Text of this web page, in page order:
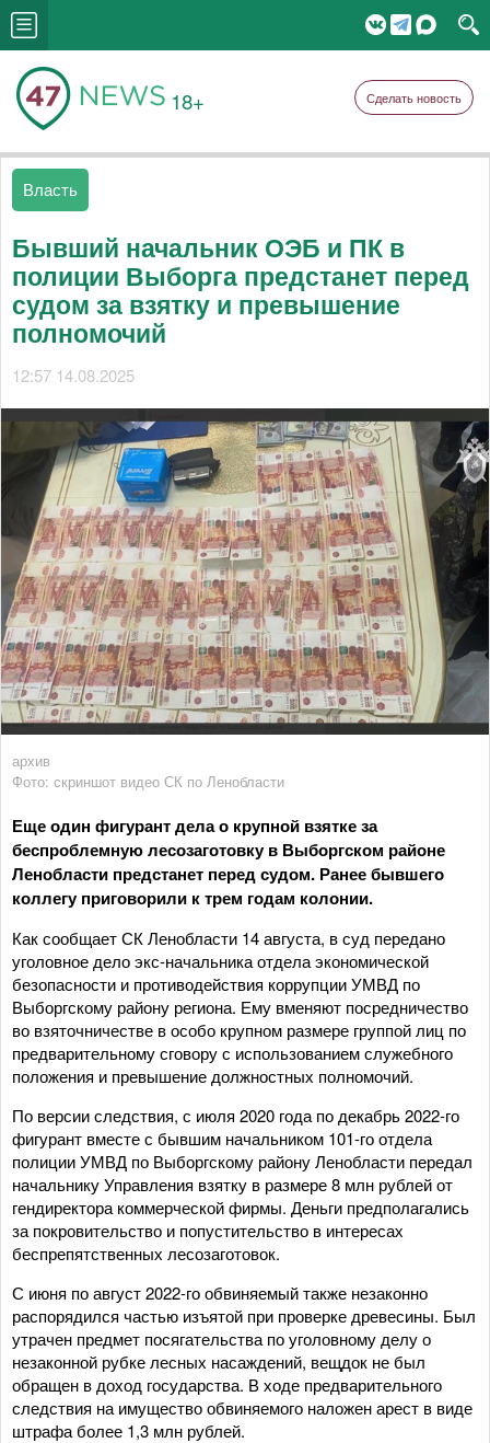
18+ Сделать новость
Власть
Бывший начальник ОЭБ и ПК в
полиции Выборга предстанет перед
судом за взятку и превышение
полномочий
12:57 14.08.2025
архив
Фото: скриншот видео СК по Ленобласти
Еще один фигурант дела о крупной взятке за
беспроблемную лесозаготовку в Выборгском районе
Ленобласти предстанет перед судом. Ранее бывшего
коллегу приговорили к трем годам колонии.
Как сообщает СК Ленобласти 14 августа, в суд передано
уголовное дело экс-начальника отдела экономической
безопасности и противодействия коррупции УМВД по
Выборгскому району региона. Ему вменяют посредничество
во взяточничестве в особо крупном размере группой лиц по
предварительному сговору с использованием служебного
положения и превышение должностных полномочий.
По версии следствия, с июля 2020 года по декабрь 2022-го
фигурант вместе с бывшим начальником 101-го отдела
полиции УМВД по Выборгскому району Ленобласти передал
начальнику Управления взятку в размере 8 млн рублей от
гендиректора коммерческой фирмы. Деньги предполагались
за покровительство и попустительство в интересах
беспрепятственных лесозаготовок.
С июня по август 2022-го обвиняемый также незаконно
распорядился частью изъятой при проверке древесины. Был
утрачен предмет посягательства по уголовному делу о
незаконной рубке лесных насаждений, вещдок не был
обращен в доход государства. В ходе предварительного
следствия на имущество обвиняемого наложен арест в виде
штрафа более 1,3 млн рублей.